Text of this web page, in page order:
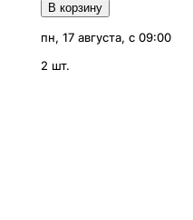
В корзину
пн, 17 августа, с 09:00
2 шт.